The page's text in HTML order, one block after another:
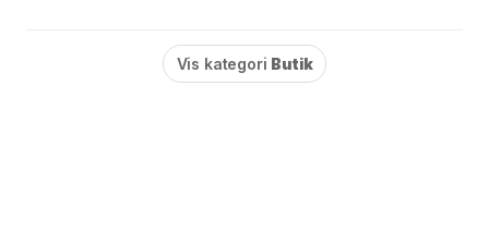
Vis kategori Butik